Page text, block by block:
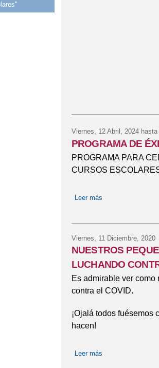
Viernes, 12 Abril, 2024
PROGRAMA DE
PROGRAMA PARA
CURSOS
Leer más
Viernes, 11 Diciembre, 2020
NUESTROS
LUCHANDO
Es admirable ver como
contra el COVID.
¡Ojalá todos fuésemos
hacen!
Leer más